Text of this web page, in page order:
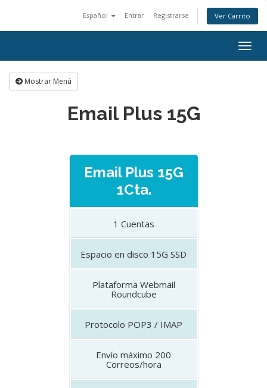
Español Entrar Registrarse Ver Carrito
Mostrar Menú
Email Plus 15G
Email Plus 15G
1Cta.
1 Cuentas
Espacio en disco 15G SSD
Plataforma Webmail
Roundcube
Protocolo POP3 / IMAP
Envío máximo 200
Correos/hora